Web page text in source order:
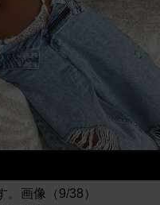
。画像（9/38）